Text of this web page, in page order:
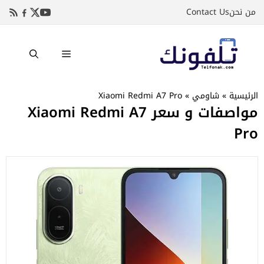
إلىمن نحنContact Us
القائمة
الرئيسية »شاومي »
Xiaomi Redmi A7 Pro
مواصفات و سعر Xiaomi Redmi A7
Pro